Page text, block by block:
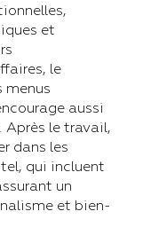
et
le
menus
aussi
Après le travail,
dans les
qui incluent
un
et bien-